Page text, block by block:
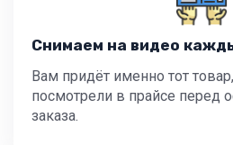
Снимаем на видео
Вам придёт именно тот
посмотрели в прайсе перед
заказа.